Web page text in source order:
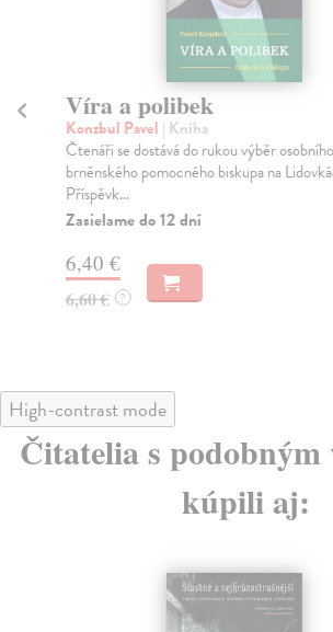
Víra a polibek
Konzbul Pavel | Kniha
Čtenáři se dostává do rukou výběr
brněnského pomocného biskupa na
Příspěvk...
Zasielame do 12 dní
6,40 €
6,60 € ?
High-contrast mode
Čitatelia s podobným
kúpili aj: